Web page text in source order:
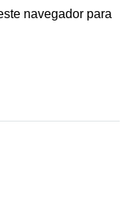
navegador para